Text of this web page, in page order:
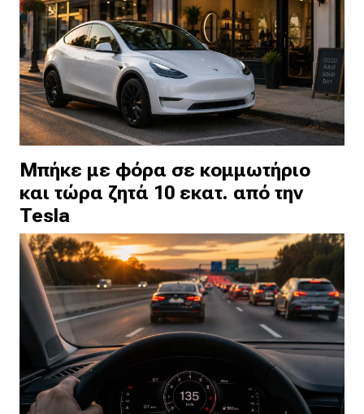
Μπήκε με φόρα σε κομμωτήριο
και τώρα ζητά 10 εκατ. από την
Tesla